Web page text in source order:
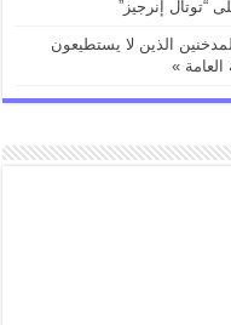
“توتال إنرجيز”
الذين لا يستطيعون
العامة »